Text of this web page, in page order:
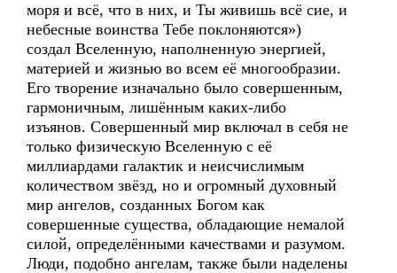
моря и всё, что в них, и Ты живишь всё сие, и
небесные воинства Тебе поклоняются»)
создал Вселенную, наполненную энергией,
материей и жизнью во всем её многообразии.
Его творение изначально было совершенным,
гармоничным, лишённым каких-либо
изъянов. Совершенный мир включал в себя не
только физическую Вселенную с её
миллиардами галактик и неисчислимым
количеством звёзд, но и огромный духовный
мир ангелов, созданных Богом как
совершенные существа, обладающие немалой
силой, определёнными качествами и разумом.
Люди, подобно ангелам, также были наделены